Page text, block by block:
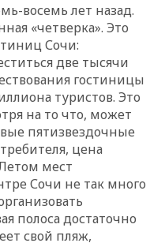
восемь лет назад.
«четверка». Это
Сочи:
две тысячи
гостиницы
туристов. Это
на то что, может
пятизвездочные
цена
мест
Сочи не так много
полоса достаточно
свой пляж,